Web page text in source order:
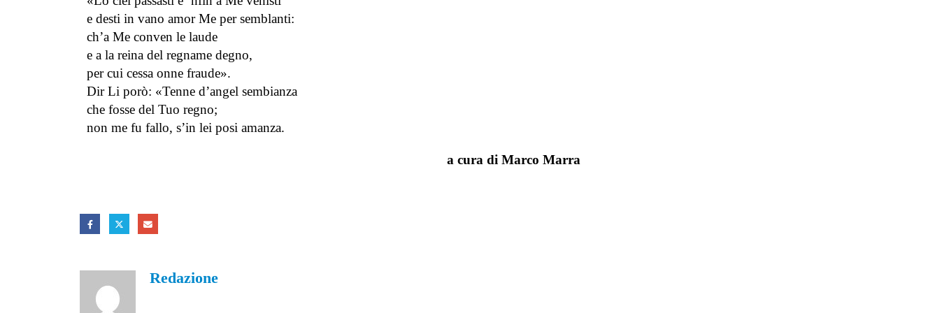
e desti in vano amor Me per semblanti:
ch’a Me conven le laude
e a la reina del regname degno,
per cui cessa onne fraude».
Dir Li porò: «Tenne d’angel sembianza
che fosse del Tuo regno;
non me fu fallo, s’in lei posi amanza.
a cura di Marco Marra
Redazione